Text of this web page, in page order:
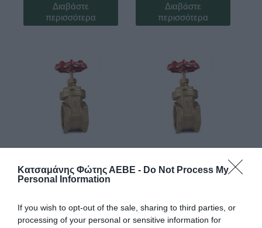
Κατσαμάνης Φώτης ΑΕΒΕ - Do Not Process My
Personal Information
If you wish to opt-out of the sale, sharing to third parties, or
processing of your personal or sensitive information for
Διαβάστε
περισσότερα
Διαβάστε
περισσότερα
Κωδ:04.0067
ΟΡΕΙΧΑΛΚΙΝΗ 3
Διαβάστε
Κωδ:04.0061
ΟΡΕΙΧΑΛΚΙΝΗ 3/4
Διαβάστε